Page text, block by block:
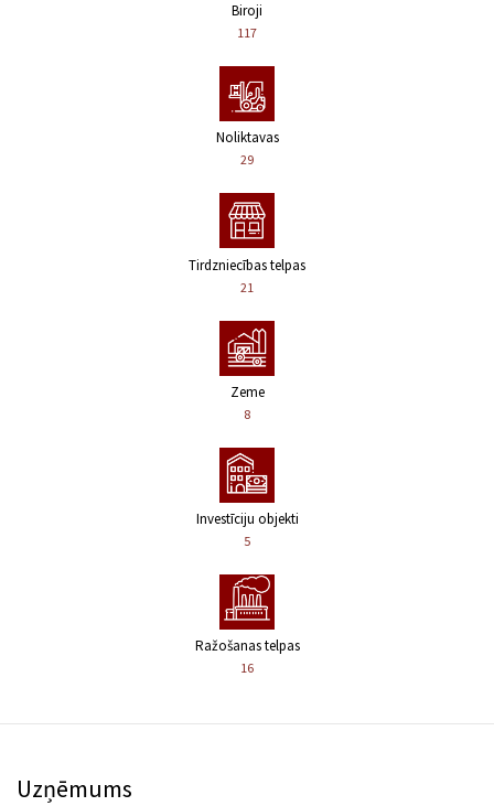
Biroji
117
Noliktavas
29
Tirdzniecības telpas
21
Zeme
8
Investīciju objekti
5
Ražošanas telpas
16
Uzņēmums